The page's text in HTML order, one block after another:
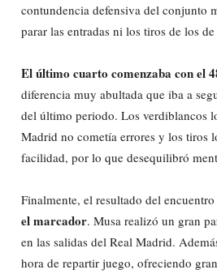
contundencia defensiva del conjunto
parar las entradas ni los tiros de los
El último cuarto comenzaba con el
diferencia muy abultada que iba a
del último periodo. Los verdiblancos
Madrid no cometía errores y los tiros
facilidad, por lo que desequilibró
Finalmente, el resultado del encuentro
el marcador. Musa realizó un gran
en las salidas del Real Madrid.
hora de repartir juego, ofreciendo